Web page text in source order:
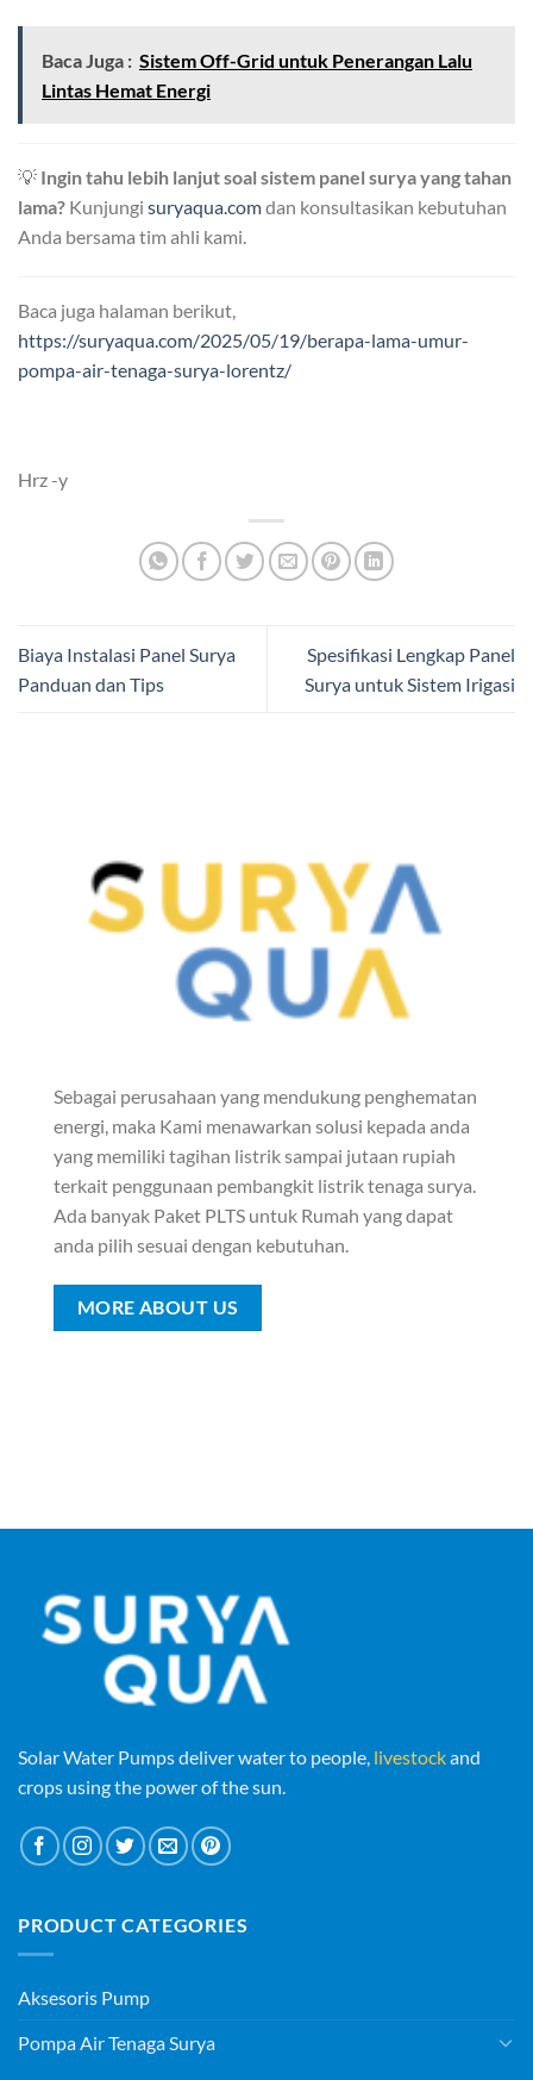
Baca Juga : Sistem Off-Grid untuk Penerangan Lalu
Lintas Hemat Energi
💡 Ingin tahu lebih lanjut soal sistem panel surya yang tahan
lama? Kunjungi suryaqua.comdan konsultasikan kebutuhan
Anda bersama tim ahli kami.
Baca juga halaman berikut,
https://suryaqua.com/2025/05/19/berapa-lama-umur-
pompa-air-tenaga-surya-lorentz/
Hrz -y
Biaya Instalasi Panel Surya
Panduan dan Tips
Spesifikasi Lengkap Panel
Surya untuk Sistem Irigasi
Sebagai perusahaan yang mendukung penghematan
energi, maka Kami menawarkan solusi kepada anda
yang memiliki tagihan listrik sampai jutaan rupiah
terkait penggunaan pembangkit listrik tenaga surya.
Ada banyak Paket PLTS untuk Rumah yang dapat
anda pilih sesuai dengan kebutuhan.
MORE ABOUT US
Solar Water Pumps deliver water to people, livestockand
crops using the power of the sun.
PRODUCT CATEGORIES
Aksesoris Pump
Pompa Air Tenaga Surya